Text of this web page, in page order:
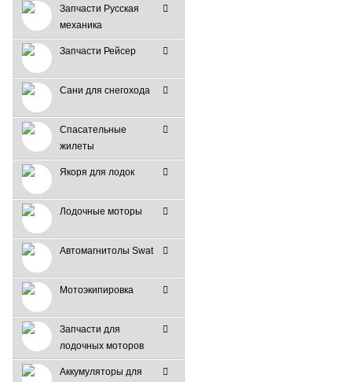
Запчасти Русская
механика
Запчасти Рейсер
Сани для снегохода
Спасательные
жилеты
Якоря для лодок
Лодочные моторы
Автомагнитолы Swat
Мотоэкипировка
Запчасти для
лодочных моторов
Аккумуляторы для